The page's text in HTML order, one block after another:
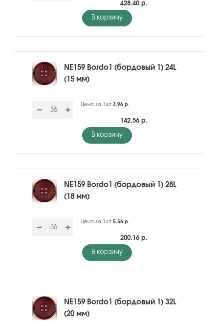
428.40 р.
В корзину
NE159 Bordo1 (бордовый 1) 24L
(15 мм)
Цена за 1шт 3.96 р.
142.56 р.
В корзину
NE159 Bordo1 (бордовый 1) 28L
(18 мм)
Цена за 1шт 5.56 р.
200.16 р.
В корзину
NE159 Bordo1 (бордовый 1) 32L
(20 мм)